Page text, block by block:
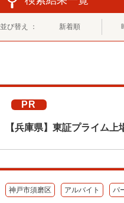
並び替え ： 新着順
PR
【兵庫県】東証プライム
神戸市須磨区 アルバイト パ